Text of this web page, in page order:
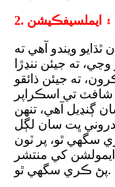
۽ ايملسيفڪيشن
ٿڌايو ويندو آهي ته
ته جيئن ننڍڙا
پيدا ٿين، عام طور تي 1-5 مائڪرون، ته جيئن ذائقو
شافٽ تي اسڪراپر
ڳنڍيل آهي، تنهن
ڀت سان لڳل
ٿو، پر ٽون
کي منتشر
پڻ ڪري سگهي ٿو.